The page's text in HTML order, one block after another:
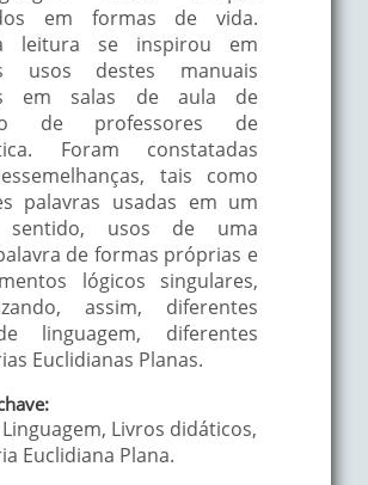
em formas de vida.
leitura se inspirou em
usos destes manuais
em salas de aula de
de professores de
Foram constatadas
tais como
palavras usadas em um
sentido, usos de uma
de formas próprias e
lógicos singulares,
assim, diferentes
linguagem, diferentes
Euclidianas Planas.
Linguagem, Livros didáticos,
Euclidiana Plana.